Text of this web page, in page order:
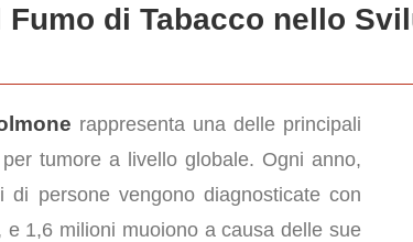
Fumo di Tabacco nello
rappresenta una delle principali
tumore a livello globale. Ogni anno,
di persone vengono diagnosticate con
e 1,6 milioni muoiono a causa delle sue